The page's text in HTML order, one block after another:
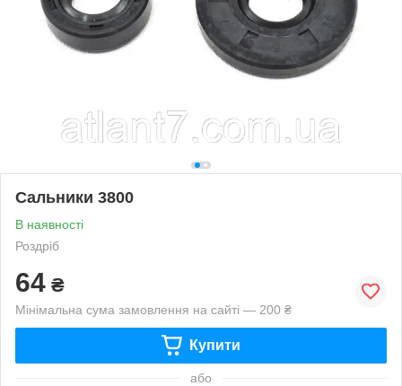
Сальники 3800
В наявності
Роздріб
64 ₴
Мінімальна сума замовлення на сайті — 200 ₴
Купити
або